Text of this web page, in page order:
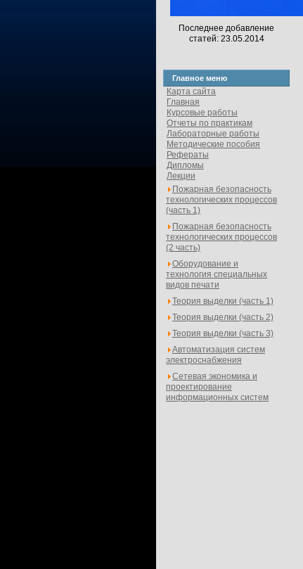
Последнее добавление
статей: 23.05.2014
Главное меню
Карта сайта
Главная
Курсовые работы
Отчеты по практикам
Лабораторные работы
Методические пособия
Рефераты
Дипломы
Лекции
Пожарная безопасность
технологических процессов
(часть 1)
Пожарная безопасность
технологических процессов
(2 часть)
Оборудование и
технология специальных
видов печати
Теория выделки (часть 1)
Теория выделки (часть 2)
Теория выделки (часть 3)
Автоматизация систем
электроснабжения
Сетевая экономика и
проектирование
информационных систем